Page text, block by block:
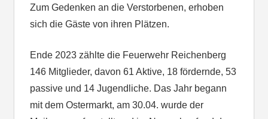
Zum Gedenken an die Verstorbenen, erhoben
sich die Gäste von ihren Plätzen.
Ende 2023 zählte die Feuerwehr Reichenberg
146 Mitglieder, davon 61 Aktive, 18 fördernde, 53
passive und 14 Jugendliche. Das Jahr begann
mit dem Ostermarkt, am 30.04. wurde der